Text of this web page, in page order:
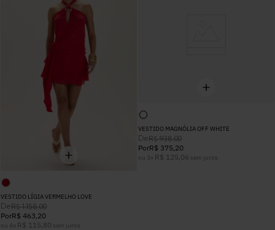
VESTIDO LÍGIA VERMELHO LOVE
DeR$ 1.158,00
PorR$ 463,20
ou 4 x R$ 115 80 sem juros
VESTIDO MAGNÓLIA OFF WHITE
DeR$ 938,00
PorR$ 375,20
ou 3 x R$ 125 06 sem juros